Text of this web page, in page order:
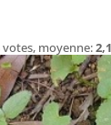
votes, moyenne: